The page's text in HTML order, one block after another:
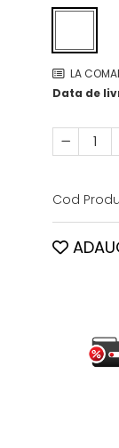
LA
Data de
Cod